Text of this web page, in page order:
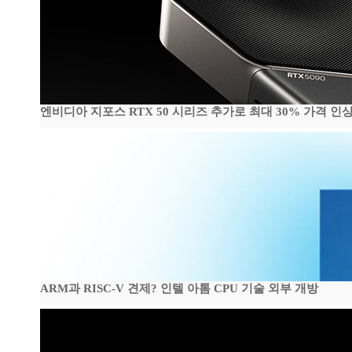
엔비디아 지포스 RTX 50 시리즈 추가로 최대 30% 가격 인
ARM과 RISC-V 견제? 인텔 아톰 CPU 기술 외부 개방